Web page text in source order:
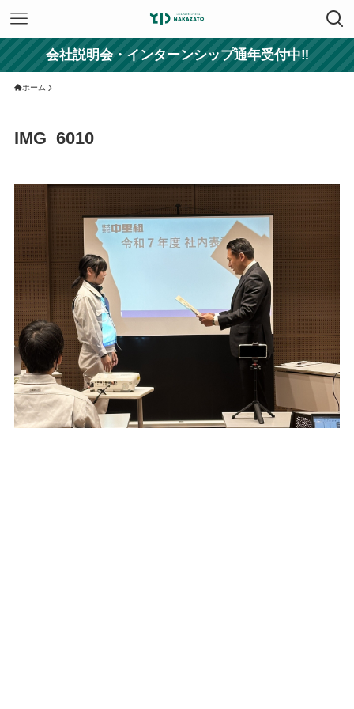
会社説明会・インターンシップ通年受付中‼
ホーム
IMG_6010